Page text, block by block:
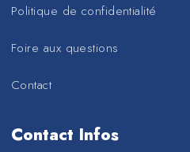
Politique de confidentialité
Foire aux questions
Contact
Contact Infos